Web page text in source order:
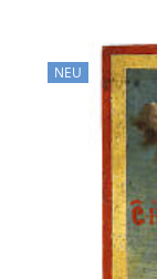
NEU